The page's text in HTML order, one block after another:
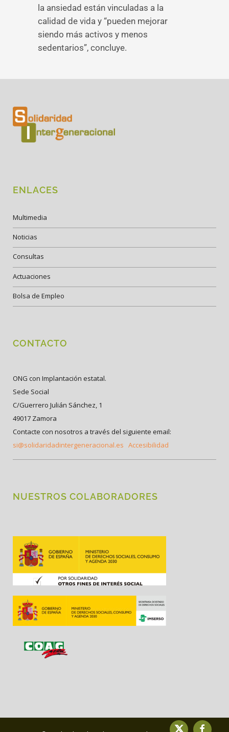
la ansiedad están vinculadas a la
calidad de vida y “pueden mejorar
siendo más activos y menos
sedentarios”, concluye.
ENLACES
Multimedia
Noticias
Consultas
Actuaciones
Bolsa de Empleo
CONTACTO
ONG con Implantación estatal.
Sede Social
C/Guerrero Julián Sánchez, 1
49017 Zamora
Contacte con nosotros a través del siguiente email:
si@solidaridadintergeneracional.es Accesibilidad
NUESTROS COLABORADORES